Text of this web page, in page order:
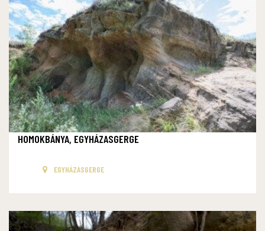
HOMOKBÁNYA, EGYHÁZASGERGE
EGYHÁZASGERGE